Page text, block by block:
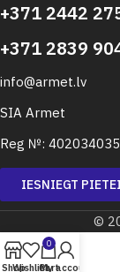
+371 2442
+371 2839
info@armet.lv
SIA Armet
Reg №:
IESNIEGT
©
ShopWishlist
0
Cart
My account